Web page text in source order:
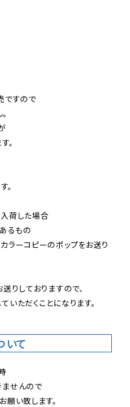
ですので
。
。
荷した場合
るもの
ラーコピーのポップをお送り
りしておりますので、
いただくことになります。
いて
せんので
願い致します。